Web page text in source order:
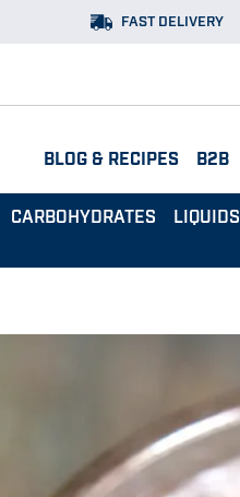
FAST DELIVERY
BLOG & RECIPES B2B
CARBOHYDRATES LIQUIDS